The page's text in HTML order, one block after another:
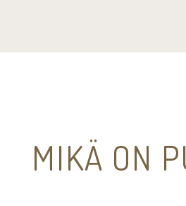
MIKÄ ON